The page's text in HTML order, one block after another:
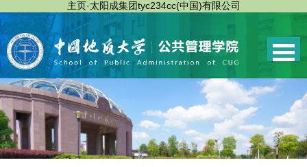
主页·太阳成集团tyc234cc(中国)有限公司